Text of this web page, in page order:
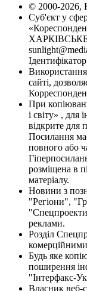
© 2000-2026,
Суб'єкт у
ХАРКІВСЬКЕ
Використання
сайті,
При
і світу» , для
відкрите для
Посилання
повного або
розміщена в
матеріалу.
Новини з
"Регіони",
реклами.
Розділ
Будь яке
поширення
"Інтерфакс-
Власник веб-